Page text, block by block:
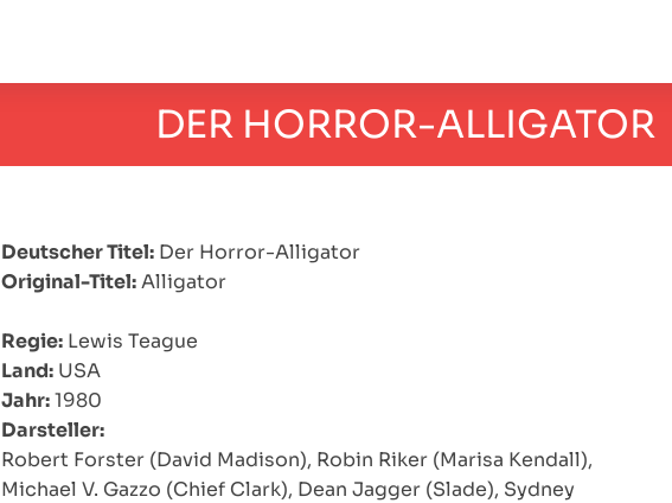
DER HORROR-ALLIGATOR
Deutscher Titel: Der Horror-Alligator
Original-Titel:Alligator
Regie: Lewis Teague
Land: USA
Jahr:1980
Darsteller:
Robert Forster (David Madison), Robin Riker (Marisa Kendall),
Michael V. Gazzo (Chief Clark), Dean Jagger (Slade), Sydney